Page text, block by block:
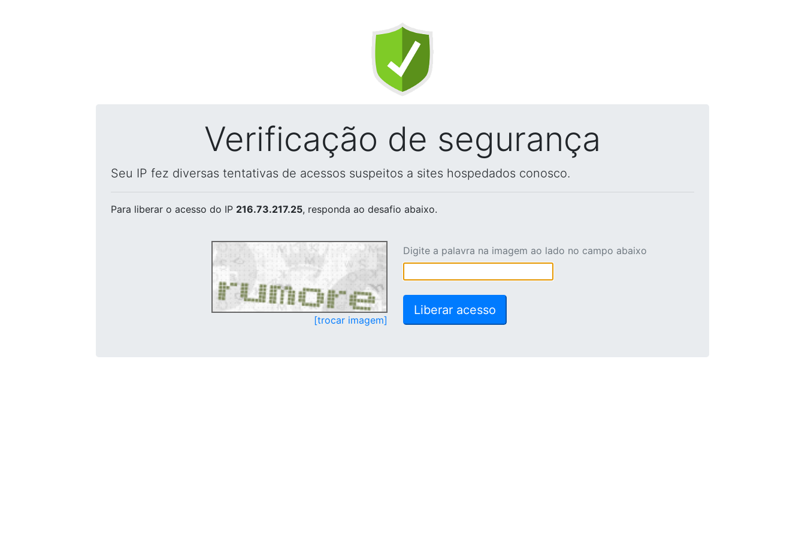
Verificação de segurança
Seu IP fez diversas tentativas de acessos suspeitos a sites hospedados conosco.
Para liberar o acesso do IP 216.73.217.25, responda ao desafio abaixo.
[trocar imagem]
Digite a palavra na imagem ao lado no campo abaixo